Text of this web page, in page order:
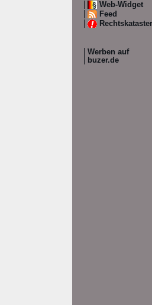
Web-Widget
Feed
Rechtskataster
Werben auf
buzer.de